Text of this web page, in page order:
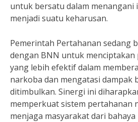
untuk bersatu dalam menangani
menjadi suatu keharusan.
Pemerintah Pertahanan sedang
dengan BNN untuk
yang lebih efektif dalam
narkoba dan mengatasi dampak
ditimbulkan. Sinergi ini
memperkuat sistem pertahanan
menjaga masyarakat dari